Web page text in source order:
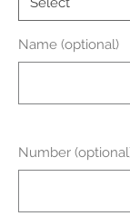
Name (optional)
Number